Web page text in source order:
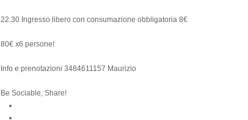
22.30 Ingresso libero con consumazione obbligatoria 8€
80€ x6 persone!
Info e prenotazioni 3484611157 Maurizio
Be Sociable, Share!